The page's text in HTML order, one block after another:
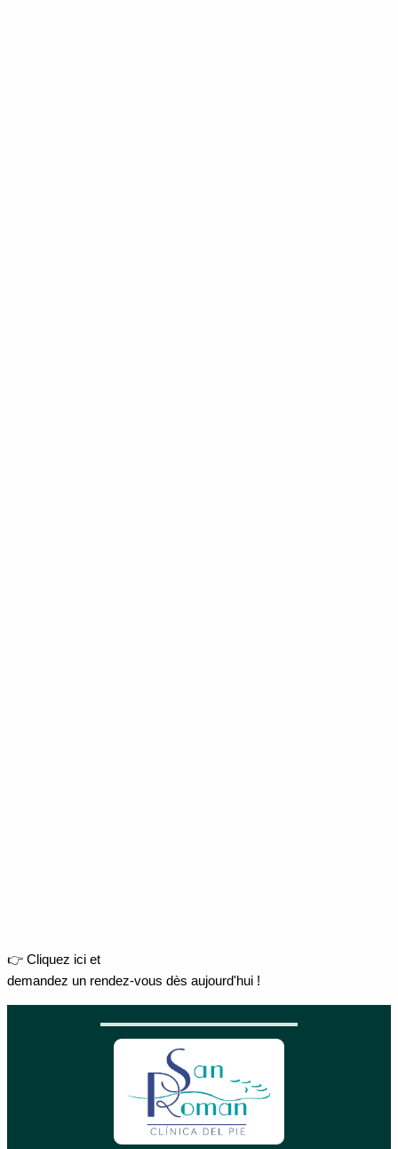
👉 Cliquez ici et
demandez un rendez-vous dès aujourd'hui !